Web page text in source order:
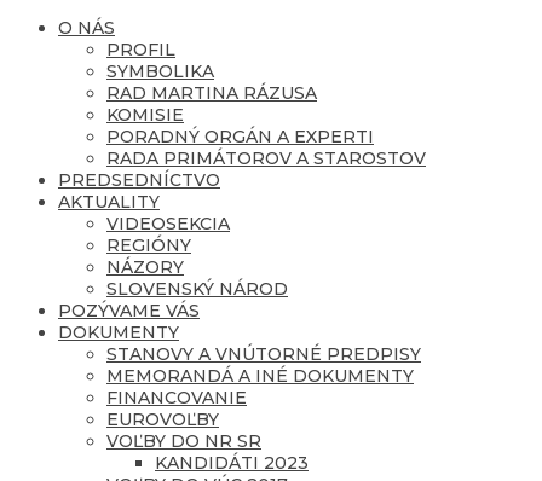
O NÁS
PROFIL
SYMBOLIKA
RAD MARTINA RÁZUSA
KOMISIE
PORADNÝ ORGÁN A EXPERTI
RADA PRIMÁTOROV A STAROSTOV
PREDSEDNÍCTVO
AKTUALITY
VIDEOSEKCIA
REGIÓNY
NÁZORY
SLOVENSKÝ NÁROD
POZÝVAME VÁS
DOKUMENTY
STANOVY A VNÚTORNÉ PREDPISY
MEMORANDÁ A INÉ DOKUMENTY
FINANCOVANIE
EUROVOĽBY
VOĽBY DO NR SR
KANDIDÁTI 2023